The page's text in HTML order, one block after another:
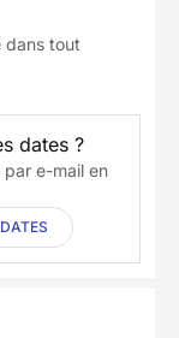
dans tout
dates ?
e-mail en